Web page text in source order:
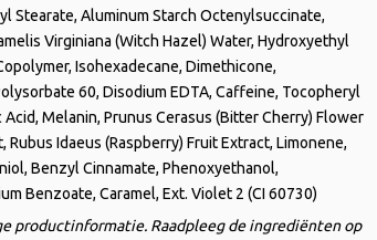
Stearate, Aluminum Starch Octenylsuccinate,
Virginiana (Witch Hazel) Water, Hydroxyethyl
Isohexadecane, Dimethicone,
60, Disodium EDTA, Caffeine, Tocopheryl
Acid, Melanin, Prunus Cerasus (Bitter Cherry) Flower
Rubus Idaeus (Raspberry) Fruit Extract, Limonene,
Benzyl Cinnamate, Phenoxyethanol,
Benzoate, Caramel, Ext. Violet 2 (CI 60730)
productinformatie. Raadpleeg de ingrediënten op